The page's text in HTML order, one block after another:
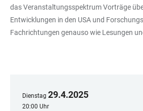
das Veranstaltungsspektrum Vorträge
Entwicklungen in den USA und
Fachrichtungen genauso wie Lesungen
Dienstag 29.4.2025
20:00 Uhr